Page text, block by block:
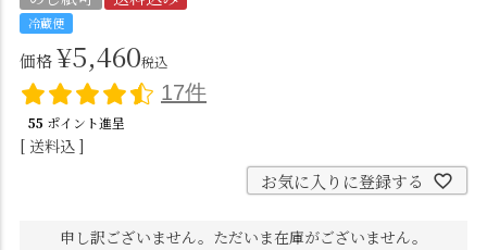
冷蔵便
価格¥5,460税込
17件
55 ポイント進呈
送料込
お気に入りに登録する
申し訳ございません。ただいま在庫がございません。